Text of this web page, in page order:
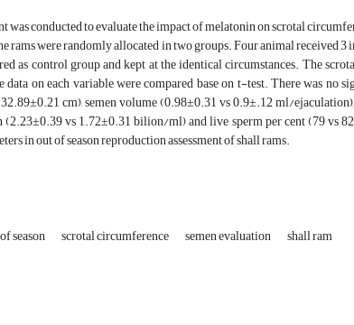
was conducted to evaluate the impact of melatonin on scrotal
rams were randomly allocated in two groups. Four animal received
as control group and kept at the identical circumstances. The
data on each variable were compared base on t-test. There was
cm), semen volume (0.98±0.31 vs 0.9±.12 ml/
(2.23±0.39 vs 1.72±0.31 bilion/ml) and live sperm per cent (79 vs
in out of season reproduction assessment of shall rams.
season scrotal circumference semen evaluation shall ram